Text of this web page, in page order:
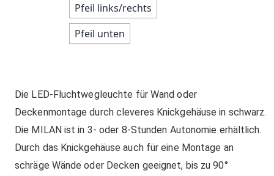
Pfeil links/rechts
Pfeil unten
Die LED-Fluchtwegleuchte für Wand oder
Deckenmontage durch cleveres Knickgehäuse in schwarz.
Die MILAN ist in 3- oder 8-Stunden Autonomie erhältlich.
Durch das Knickgehäuse auch für eine Montage an
schräge Wände oder Decken geeignet, bis zu 90°